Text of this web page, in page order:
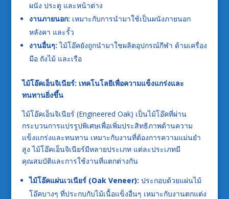
ผนัง ประตู และหน้าต่าง
งานภายนอก: เหมาะกับการนำมาใช้เป็นผนังภายนอก
หลังคา และรั้ว
งานอื่นๆ: ไม้โอ๊คยังถูกนำมาใชผลิตอุปกรณ์กีฬา ด้ามเครื่อง
มือ ถังไม้ และเรือ
ไม้โอ๊คเอ็นจิเนียร์: เทคโนโลยีเพื่อความแข็งแกร่งและ
ทนทานยิ่งขึ้น
ไม้โอ๊คเอ็นจิเนียร์ (Engineered Oak) เป็นไม้โอ๊คที่ผ่าน
กระบวนการแปรรูปพิเศษเพื่อเพิ่มประสิทธิภาพด้านความ
แข็งแกร่งและทนทาน เหมาะกับงานที่ต้องการความแม่นยำ
สูง ไม้โอ๊คเอ็นจิเนียร์มีหลายประเภท แต่ละประเภทมี
คุณสมบัติและการใช้งานที่แตกต่างกัน
ไม้โอ๊คแผ่นเวเนียร์ (Oak Veneer): ประกอบด้วยแผ่นไม้
โอ๊คบางๆ ที่ประกบกับไม้เนื้อแข็งอื่นๆ เหมาะกับงานตกแต่ง